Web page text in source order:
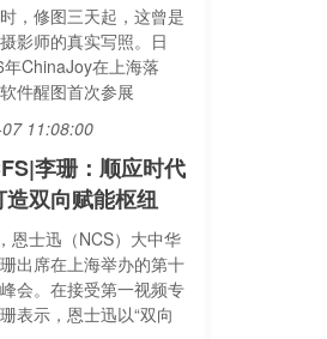
，修图三天起，这曾是
影师的真实写照。日
ChinaJoy在上海落
件醒图首次参展
11:08:00
李珊：顺应时代
双向赋能枢纽
恩士迅（NCS）大中华
出席在上海举办的第十
会。在接受第一视频专
表示，恩士迅以“双向